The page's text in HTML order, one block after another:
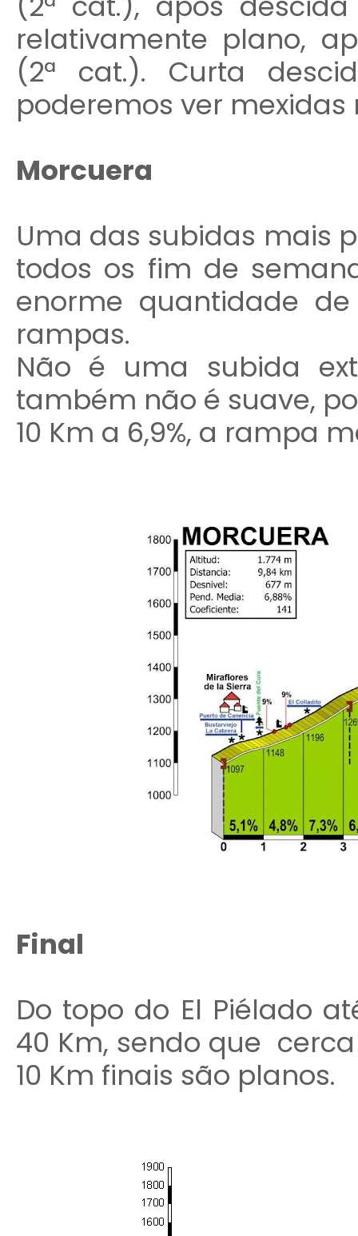
relativamente plano,
(2ª cat.). Curta
poderemos ver
Morcuera
Uma das subidas mais
todos os fim de
enorme quantidade
rampas.
Não é uma subida
também não é suave,
10 Km a 6,9%, a rampa
Final
Do topo do El Piélado
40 Km, sendo que
10 Km finais são planos.